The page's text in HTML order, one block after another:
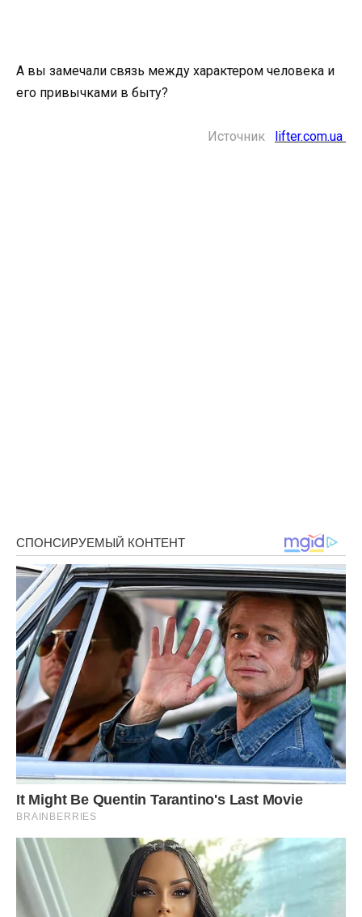
А вы замечали связь между характером человека и
его привычками в быту?
Источник lifter.com.ua